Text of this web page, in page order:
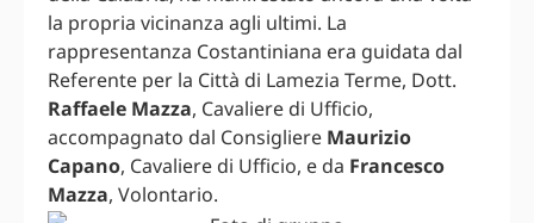
la propria vicinanza agli ultimi. La
rappresentanza Costantiniana era guidata dal
Referente per la Città di Lamezia Terme, Dott.
Raffaele Mazza, Cavaliere di Ufficio,
accompagnato dal Consigliere Maurizio
Capano, Cavaliere di Ufficio, e da Francesco
Mazza, Volontario.